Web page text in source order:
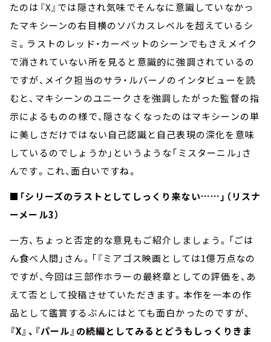
たのは『X』では隠され気味でそんなに意識していなかっ
たマキシーンの右目横のソバカスレベルを超えているシ
ミ。ラストのレッド・カーペットのシーンでもさえメイク
で消されていない所を見ると意識的に強調されているの
ですが、メイク担当のサラ・ルバーノのインタビューを読
むと、マキシーンのユニークさを強調したがった監督の指
示によるものの様で、隠さなくなったのはマキシーンの単
に美しさだけではない自己認識と自己表現の深化を意味
しているのでしょうか」というような「ミスターニル」さ
んです。これ、面白いですね。
■「シリーズのラストとしてしっくり来ない……」（リスナ
ーメール3）
一方、ちょっと否定的な意見もご紹介しましょう。「ごは
ん食べ人間」さん。「『ミアゴス映画としては1億万点なの
ですが、今回は三部作ホラーの最終章としての評価を、あ
えて否として投稿させていただきます。本作を一本の作
品として鑑賞するぶんにはとても面白かったのですが、
『X』、『パール』の続編としてみるとどうもしっくりきま